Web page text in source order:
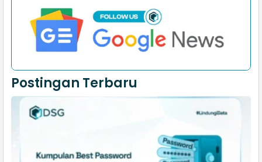
Postingan Terbaru